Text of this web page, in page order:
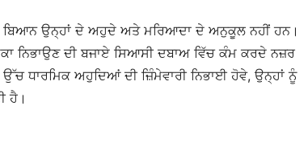
ਬਿਆਨ ਉਨ੍ਹਾਂ ਦੇ ਅਹੁਦੇ ਅਤੇ ਮਰਿਆਦਾ ਦੇ ਅਨੁਕੂਲ ਨਹੀਂ ਹਨ।
ਨਿਭਾਉਣ ਦੀ ਬਜਾਏ ਸਿਆਸੀ ਦਬਾਅ ਵਿੱਚ ਕੰਮ ਕਰਦੇ ਨਜ਼ਰ
ਧਾਰਮਿਕ ਅਹੁਦਿਆਂ ਦੀ ਜ਼ਿੰਮੇਵਾਰੀ ਨਿਭਾਈ ਹੋਵੇ, ਉਨ੍ਹਾਂ ਨੂੰ
ਹੈ।